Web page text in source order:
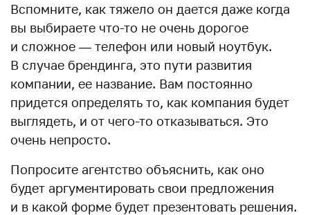
Вспомните, как тяжело он дается даже когда
вы выбираете что-то не очень дорогое
и сложное — телефон или новый ноутбук.
В случае брендинга, это пути развития
компании, ее название. Вам постоянно
придется определять то, как компания будет
выглядеть, и от чего-то отказываться. Это
очень непросто.
Попросите агентство объяснить, как оно
будет аргументировать свои предложения
и в какой форме будет презентовать решения.